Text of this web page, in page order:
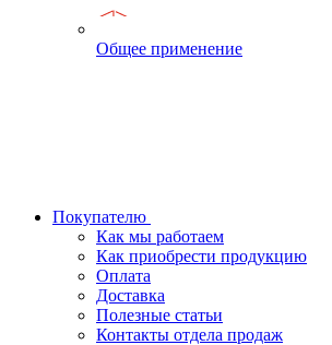
Общее применение
Покупателю
Как мы работаем
Как приобрести продукцию
Оплата
Доставка
Полезные статьи
Контакты отдела продаж